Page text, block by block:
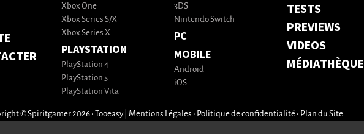
Xbox One
Xbox Series S/X
Xbox Series X
PLAYSTATION
PlayStation 4
PlayStation 5
PlayStation Vita
3DS
Nintendo Switch
PC
MOBILE
Android
iOS
TESTS
PREVIEWS
VIDEOS
MÉDIATHÈQUE
© Spiritgamer 2026 • Tooeasy Mentions Légales • Politique de confidentialité• Plan du Site